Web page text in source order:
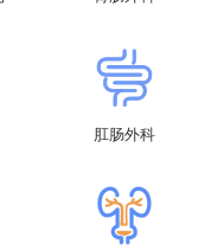
肛肠外科